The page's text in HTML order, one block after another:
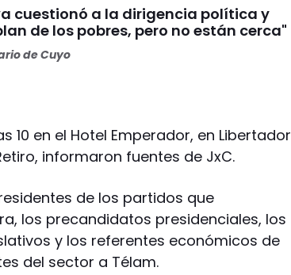
cuestionó a la dirigencia política y
de los pobres, pero no están cerca"
de Cuyo
10 en el Hotel Emperador, en Libertador
informaron fuentes de JxC.
de los partidos que
los precandidatos presidenciales, los
y los referentes económicos de
del sector a Télam.